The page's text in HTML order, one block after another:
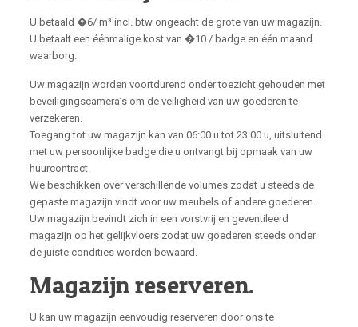
U betaald �6/ m³ incl. btw ongeacht de grote van uw magazijn.
U betaalt een éénmalige kost van �10 / badge en één maand
waarborg.
Uw magazijn worden voortdurend onder toezicht gehouden met
beveiligingscamera’s om de veiligheid van uw goederen te
verzekeren.
Toegang tot uw magazijn kan van 06:00 u tot 23:00 u, uitsluitend
met uw persoonlijke badge die u ontvangt bij opmaak van uw
huurcontract.
We beschikken over verschillende volumes zodat u steeds de
gepaste magazijn vindt voor uw meubels of andere goederen.
Uw magazijn bevindt zich in een vorstvrij en geventileerd
magazijn op het gelijkvloers zodat uw goederen steeds onder
de juiste condities worden bewaard.
Magazijn reserveren.
U kan uw magazijn eenvoudig reserveren door ons te